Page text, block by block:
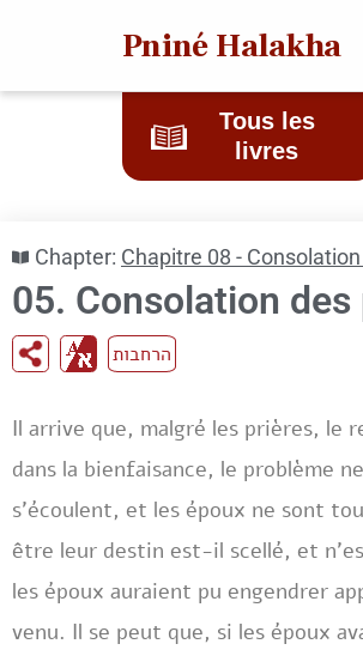
Pniné Halakha
Tous les
livres
Chapter: Chapitre 08 -
05. Consolation
הרחבות
Il arrive que, malgré les prières, le
dans la bienfaisance, le problème
s’écoulent, et les époux ne sont
être leur destin est-il scellé, et
les époux auraient pu engendrer
venu. Il se peut que, si les époux